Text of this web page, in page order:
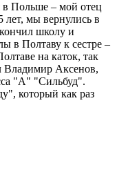
в Польше – мой отец
мы вернулись в
школу и
в Полтаву к сестре –
на каток, так
Владимир Аксенов,
"А" "Сильбуд".
который как раз